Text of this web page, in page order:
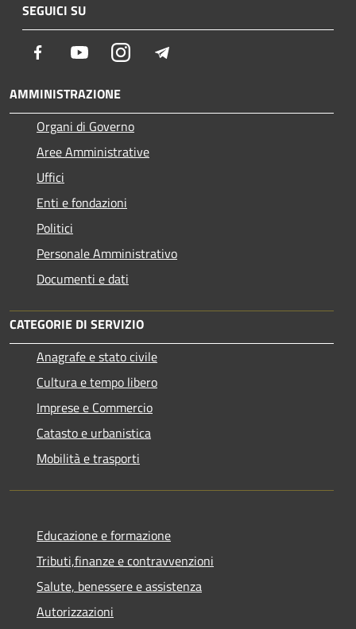
SEGUICI SU
Facebook YoutubeInstagram
AMMINISTRAZIONE
Organi di Governo
Aree Amministrative
Uffici
Enti e fondazioni
Politici
Personale Amministrativo
Documenti e dati
CATEGORIE DI SERVIZIO
Anagrafe e stato civile
Cultura e tempo libero
Imprese e Commercio
Catasto e urbanistica
Mobilità e trasporti
Educazione e formazione
Tributi,finanze e contravvenzioni
Salute, benessere e assistenza
Autorizzazioni